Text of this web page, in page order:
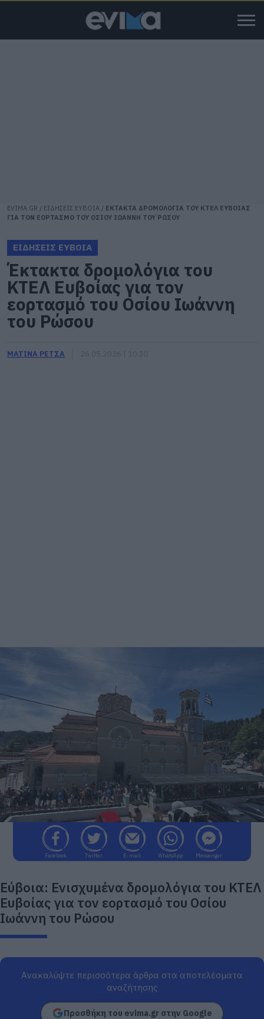
EVIMA.GR / ΕΙΔΗΣΕΙΣ ΕΥΒΟΙΑ / ΕΚΤΑΚΤΑ ΔΡΟΜΟΛΟΓΙΑ ΤΟΥ ΚΤΕΛ ΕΥΒΟΙΑΣ
ΓΙΑ ΤΟΝ ΕΟΡΤΑΣΜΟ ΤΟΥ ΟΣΙΟΥ ΙΩΑΝΝΗ ΤΟΥ ΡΩΣΟΥ
ΕΙΔΗΣΕΙΣ ΕΥΒΟΙΑ
Έκτακτα δρομολόγια του
ΚΤΕΛ Ευβοίας για τον
εορτασμό του Οσίου Ιωάννη
του Ρώσου
ΜΑΤΙΝΑ ΡΕΤΣΑ
Facebook Twitter E-mail WhatsApp Messenger
Εύβοια: Ενισχυμένα δρομολόγια του ΚΤΕΛ
Ευβοίας για τον εορτασμό του Οσίου
Ιωάννη του Ρώσου
Ανακαλύψτε περισσότερα άρθρα στα αποτελέσματα
αναζήτησης
Προσθήκη του evima.gr στην Google